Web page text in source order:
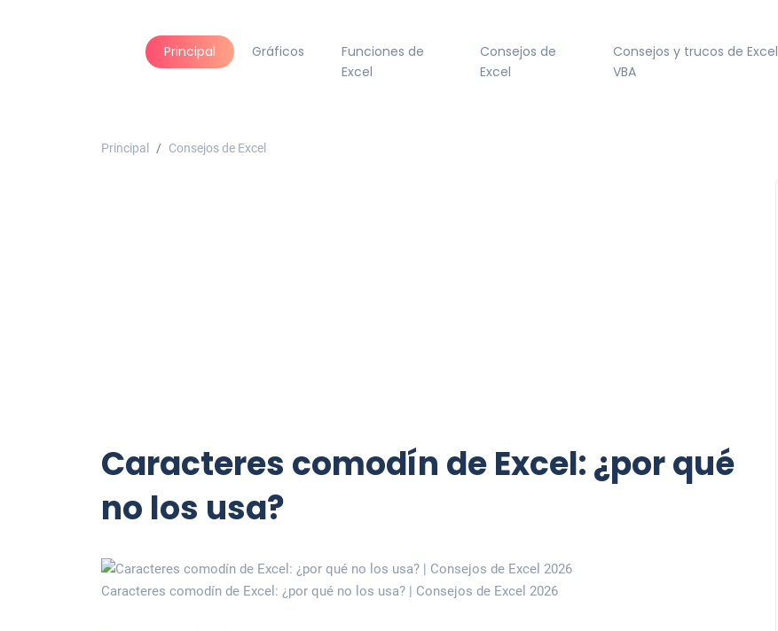
Principal Gráficos
Funciones de
Excel
Consejos de
Excel
Consejos y trucos de Excel
VBA
Principal Consejos de Excel
Caracteres comodín de Excel: ¿por qué
no los usa?
Caracteres comodín de Excel: ¿por qué no los usa? | Consejos de Excel 2026